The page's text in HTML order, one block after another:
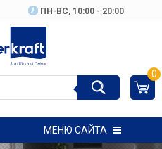
ПН-ВC, 10:00 - 20:00
0
МЕНЮ САЙТА